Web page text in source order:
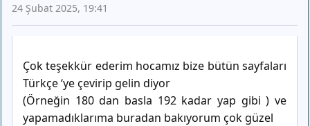
24 Şubat 2025, 19:41
Çok teşekkür ederim hocamız bize bütün sayfaları
Türkçe ‘ye çevirip gelin diyor
(Örneğin 180 dan basla 192 kadar yap gibi ) ve
yapamadıklarıma buradan bakıyorum çok güzel